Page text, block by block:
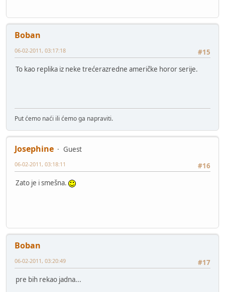
Boban
#15
06-02-2011, 03:17:18
To kao replika iz neke trećerazredne američke horor serije.
Put ćemo naći ili ćemo ga napraviti.
Josephine
Guest
#16
06-02-2011, 03:18:11
Zato je i smešna.
Boban
#17
06-02-2011, 03:20:49
pre bih rekao jadna...